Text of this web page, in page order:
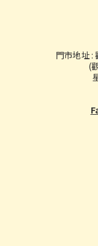
門市地址 :
(